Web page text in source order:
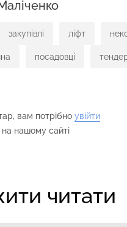
закупівлі ліфт
посадовці
вам потрібно увійти
нашому сайті
читати